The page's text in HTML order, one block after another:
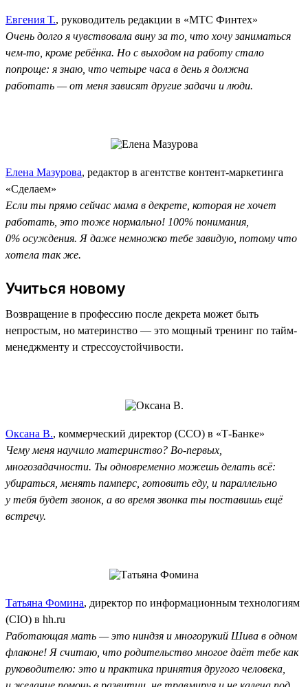
Евгения Т., руководитель редакции в «МТС Финтех»
Очень долго я чувствовала вину за то, что хочу заниматься
чем-то, кроме ребёнка. Но с выходом на работу стало
попроще: я знаю, что четыре часа в день я должна
работать — от меня зависят другие задачи и люди.
Елена Мазурова, редактор в агентстве контент-маркетинга
«Сделаем»
Если ты прямо сейчас мама в декрете, которая не хочет
работать, это тоже нормально! 100% понимания,
0% осуждения. Я даже немножко тебе завидую, потому что
хотела так же.
Учиться новому
Возвращение в профессию после декрета может быть
непростым, но материнство — это мощный тренинг по тайм-
менеджменту и стрессоустойчивости.
Оксана В., коммерческий директор (CCO) в «Т-Банке»
Чему меня научило материнство? Во-первых,
многозадачности. Ты одновременно можешь делать всё:
убираться, менять памперс, готовить еду, и параллельно
у тебя будет звонок, а во время звонка ты поставишь ещё
встречу.
Татьяна Фомина, директор по информационным технологиям
(CIO) в hh.ru
Работающая мать — это ниндзя и многорукий Шива в одном
флаконе! Я считаю, что родительство многое даёт тебе как
руководителю: это и практика принятия другого человека,